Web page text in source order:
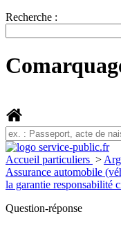
Recherche :
Accueil particuliers >
Assurance automobile
la garantie responsabilité
Question-réponse